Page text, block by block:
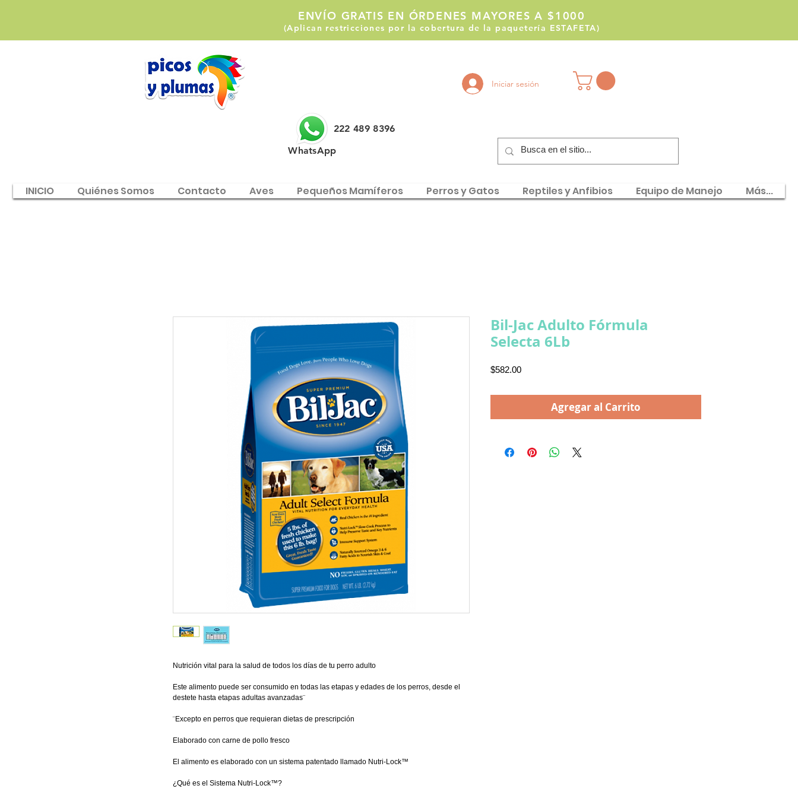
ENVÍO GRATIS EN ÓRDENES MAYORES A $1000
(Aplican restricciones por la cobertura de la paquetería ESTAFETA)
Iniciar sesión
222 489 8396
WhatsApp
INICIO Quiénes Somos Contacto Aves Pequeños Mamíferos Perros y Gatos Reptiles y Anfibios Equipo de Manejo Más...
Nutrición vital para la salud de todos los días de tu perro adulto
Este alimento puede ser consumido en todas las etapas y edades de los perros, desde el
destete hasta etapas adultas avanzadas¨
¨Excepto en perros que requieran dietas de prescripción
Elaborado con carne de pollo fresco
El alimento es elaborado con un sistema patentado llamado Nutri-Lock™
¿Qué es el Sistema Nutri-Lock™?
Bil-Jac Adulto Fórmula
Selecta 6Lb
$582.00Precio
Agregar al Carrito